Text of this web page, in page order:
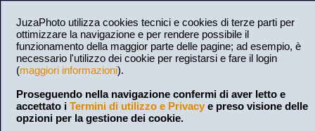
JuzaPhoto utilizza cookies tecnici e cookies di terze parti per
ottimizzare la navigazione e per rendere possibile il
funzionamento della maggior parte delle pagine; ad esempio, è
necessario l'utilizzo dei cookie per registarsi e fare il login
(maggiori informazioni).
Proseguendo nella navigazione confermi di aver letto e
accettato i Termini di utilizzo e Privacy e preso visione delle
opzioni per la gestione dei cookie.